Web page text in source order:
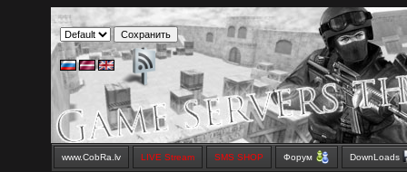
www.CobRa.lv LIVE Stream SMS SHOP Форум DownLoads